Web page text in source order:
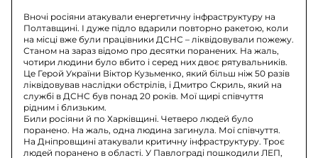
Вночі росіяни атакували енергетичну інфраструктуру на
Полтавщині. І дуже підло вдарили повторно ракетою, коли
на місці вже були працівники ДСНС – ліквідовували пожежу.
Станом на зараз відомо про десятки поранених. На жаль,
чотири людини було вбито і серед них двоє рятувальників.
Це Герой України Віктор Кузьменко, який більш ніж 50 разів
ліквідовував наслідки обстрілів, і Дмитро Скриль, який на
службі в ДСНС був понад 20 років. Мої щирі співчуття
рідним і близьким.
Били росіяни й по Харківщині. Четверо людей було
поранено. На жаль, одна людина загинула. Мої співчуття.
На Дніпровщині атакували критичну інфраструктуру. Троє
людей поранено в області. У Павлограді пошкодили ЛЕП,